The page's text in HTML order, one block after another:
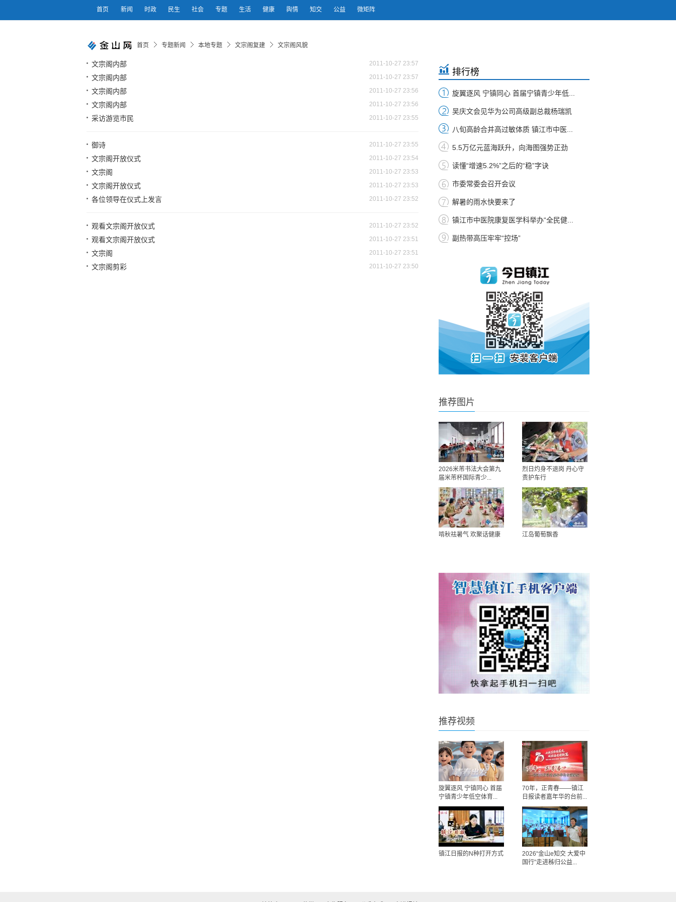
首页 新闻 时政 民生 社会 专题 生活 健康 舆情 知交 公益 微矩阵
首页 专题新闻 本地专题 文宗阁复建 文宗阁风貌
文宗阁内部 2011-10-27 23:57
文宗阁内部 2011-10-27 23:57
文宗阁内部 2011-10-27 23:56
文宗阁内部 2011-10-27 23:56
采访游览市民 2011-10-27 23:55
御诗 2011-10-27 23:55
文宗阁开放仪式 2011-10-27 23:54
文宗阁 2011-10-27 23:53
文宗阁开放仪式 2011-10-27 23:53
各位领导在仪式上发言 2011-10-27 23:52
观看文宗阁开放仪式 2011-10-27 23:52
观看文宗阁开放仪式 2011-10-27 23:51
文宗阁 2011-10-27 23:51
文宗阁剪彩 2011-10-27 23:50
排行榜
旋翼逐风 宁镇同心 首届宁镇青少年低...
吴庆文会见华为公司高级副总裁杨瑞凯
八旬高龄合并高过敏体质 镇江市中医...
5.5万亿元蓝海跃升，向海图强势正劲
读懂“增速5.2%”之后的“稳”字诀
市委常委会召开会议
解暑的雨水快要来了
镇江市中医院康复医学科举办“全民健...
副热带高压牢牢“控场”
推荐图片
2026米芾书法大会第九
届米芾杯国际青少...
烈日灼身不退岗 丹心守
责护车行
啃秋祛暑气 欢聚话健康 江岛葡萄飘香
推荐视频
旋翼逐风 宁镇同心 首届
宁镇青少年低空体育...
70年，正青春——镇江
日报读者嘉年华的台前...
镇江日报的N种打开方式
2026“金山e知交 大爱中
国行”走进秭归公益...